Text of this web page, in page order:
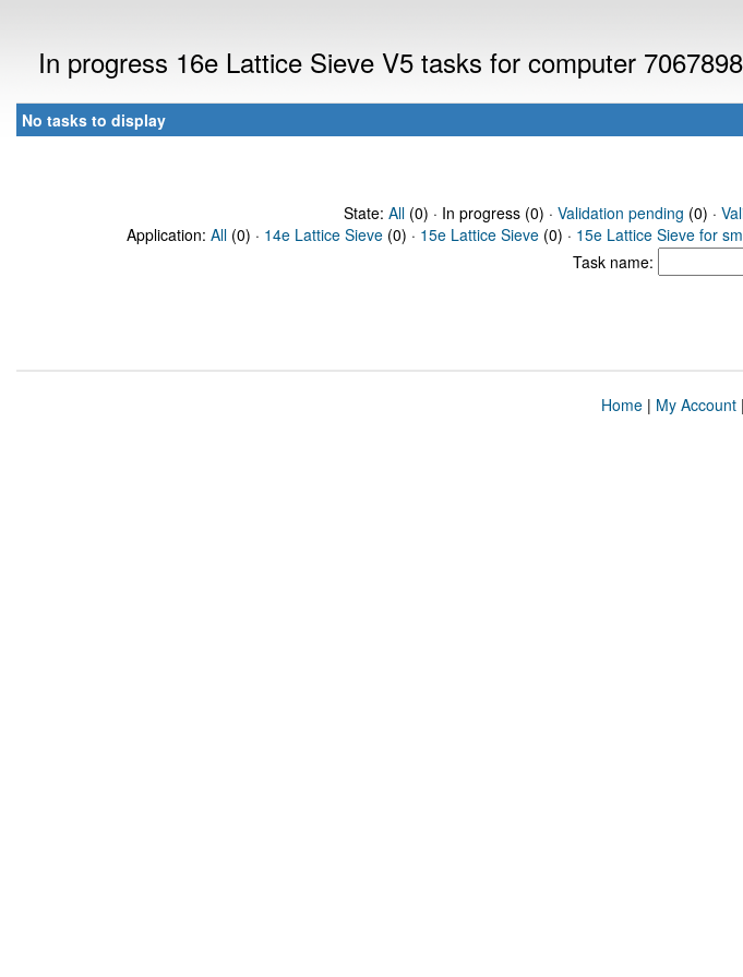
In progress 16e Lattice Sieve V5 tasks for computer 7067898
No tasks to display
State: All(0) · In progress (0) · Validation pending (0) ·
Application: All (0) · 14e Lattice Sieve (0) · 15e Lattice Sieve (0) · 15e Lattice Sieve for
Task name:
Home| My Account|